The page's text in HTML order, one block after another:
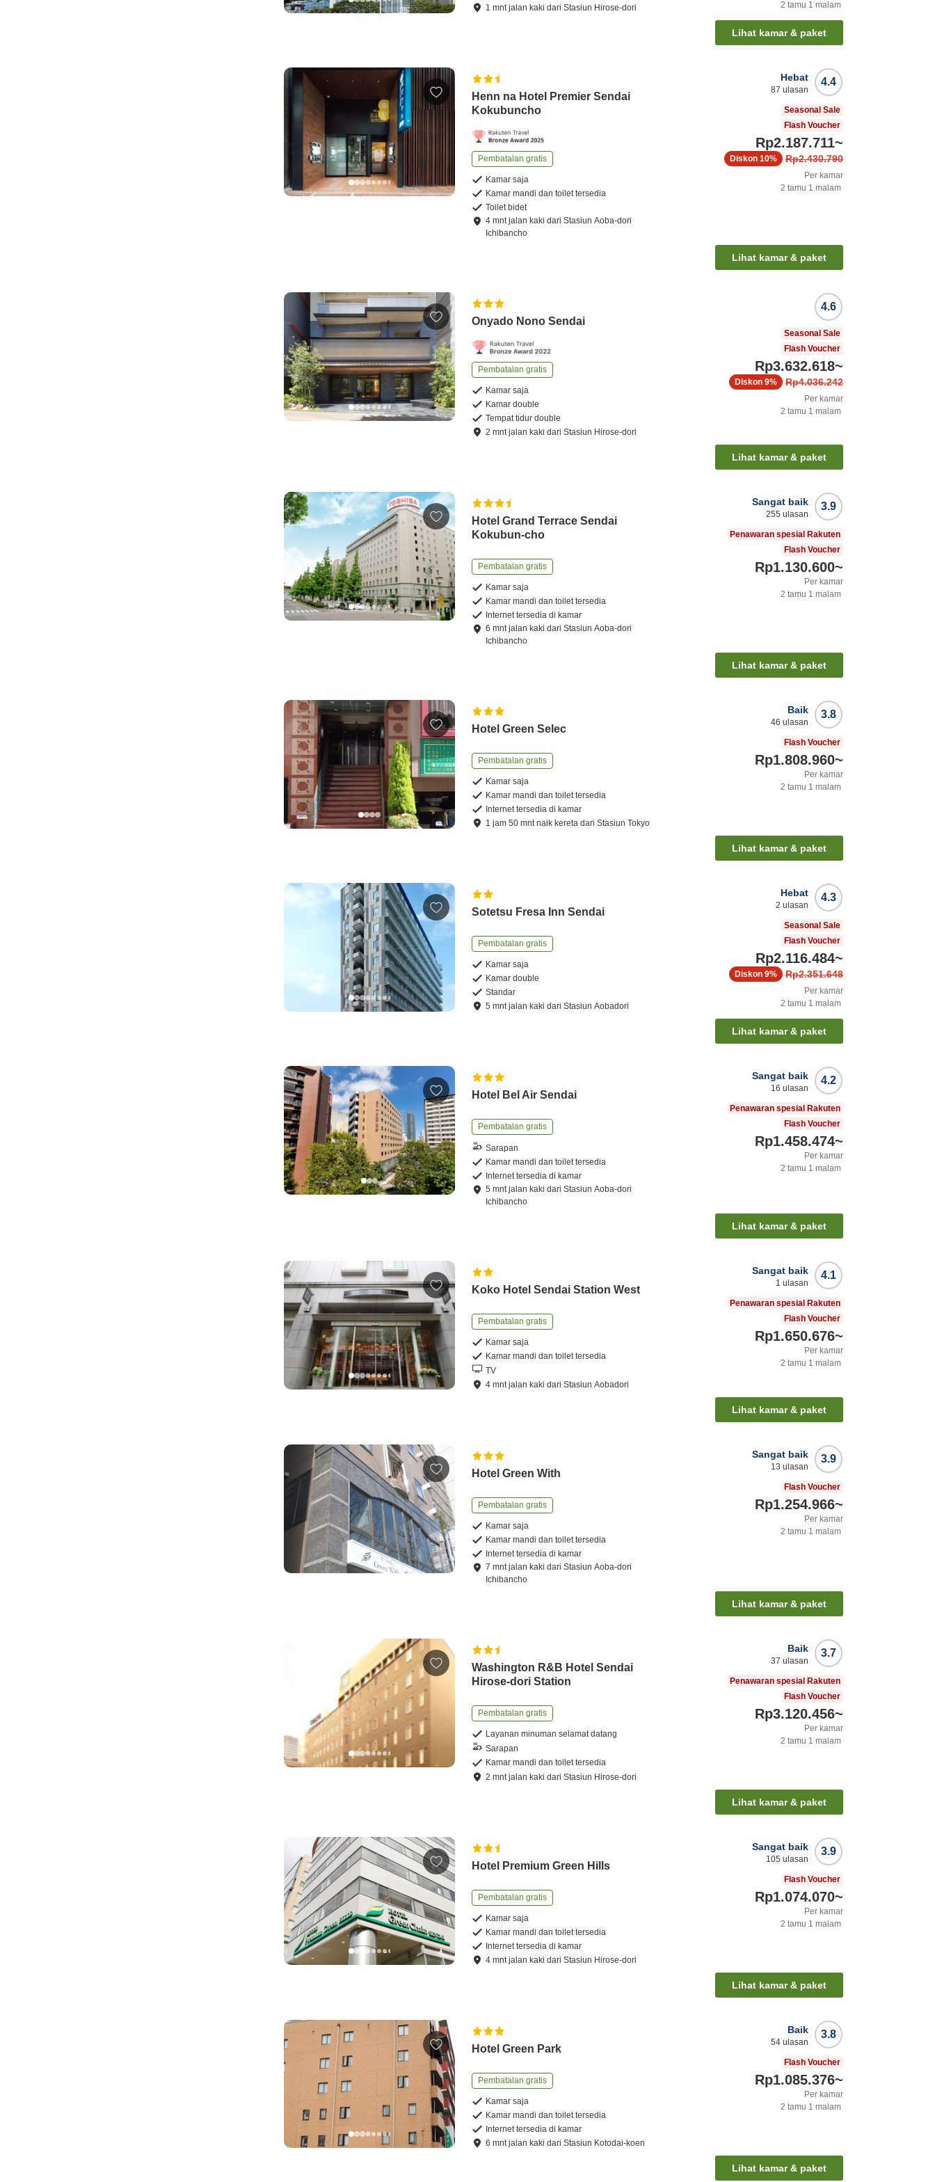
1 mntjalan kaki dariStasiun Hirose-dori
2 tamu 1 malam
Lihat kamar & paket
Henn na Hotel Premier Sendai
Kokubuncho
Pembatalan gratis
Kamar saja
Kamar mandi dan toilet tersedia
Toilet bidet
4 mntjalan kaki dariStasiun Aoba-dori
Ichibancho
4.4
Hebat
87 ulasan
Seasonal Sale
Flash Voucher
Rp2.187.711~
Rp2.430.790
Diskon 10%
Per kamar
2 tamu 1 malam
Lihat kamar & paket
Onyado Nono Sendai
Pembatalan gratis
Kamar saja
Kamar double
Tempat tidur double
2 mntjalan kaki dariStasiun Hirose-dori
4.6
Seasonal Sale
Flash Voucher
Rp3.632.618~
Rp4.036.242
Diskon 9%
Per kamar
2 tamu 1 malam
Lihat kamar & paket
Hotel Grand Terrace Sendai
Kokubun-cho
Pembatalan gratis
Kamar saja
Kamar mandi dan toilet tersedia
Internet tersedia di kamar
6 mntjalan kaki dariStasiun Aoba-dori
Ichibancho
3.9
Sangat baik
255 ulasan
Penawaran spesial Rakuten
Flash Voucher
Rp1.130.600~
Per kamar
2 tamu 1 malam
Lihat kamar & paket
Hotel Green Selec
Pembatalan gratis
Kamar saja
Kamar mandi dan toilet tersedia
Internet tersedia di kamar
1 jam50 mntnaik kereta dariStasiun Tokyo
3.8
Baik
46 ulasan
Flash Voucher
Rp1.808.960~
Per kamar
2 tamu 1 malam
Lihat kamar & paket
Sotetsu Fresa Inn Sendai
Pembatalan gratis
Kamar saja
Kamar double
Standar
5 mntjalan kaki dariStasiun Aobadori
4.3
Hebat
2 ulasan
Seasonal Sale
Flash Voucher
Rp2.116.484~
Rp2.351.648
Diskon 9%
Per kamar
2 tamu 1 malam
Lihat kamar & paket
Hotel Bel Air Sendai
Pembatalan gratis
Sarapan
Kamar mandi dan toilet tersedia
Internet tersedia di kamar
5 mntjalan kaki dariStasiun Aoba-dori
Ichibancho
4.2
Sangat baik
16 ulasan
Penawaran spesial Rakuten
Flash Voucher
Rp1.458.474~
Per kamar
2 tamu 1 malam
Lihat kamar & paket
Koko Hotel Sendai Station West
Pembatalan gratis
Kamar saja
Kamar mandi dan toilet tersedia
TV
4 mntjalan kaki dariStasiun Aobadori
4.1
Sangat baik
1 ulasan
Penawaran spesial Rakuten
Flash Voucher
Rp1.650.676~
Per kamar
2 tamu 1 malam
Lihat kamar & paket
Hotel Green With
Pembatalan gratis
Kamar saja
Kamar mandi dan toilet tersedia
Internet tersedia di kamar
7 mntjalan kaki dariStasiun Aoba-dori
Ichibancho
3.9
Sangat baik
13 ulasan
Flash Voucher
Rp1.254.966~
Per kamar
2 tamu 1 malam
Lihat kamar & paket
Washington R&B Hotel Sendai
Hirose-dori Station
Pembatalan gratis
Layanan minuman selamat datang
Sarapan
Kamar mandi dan toilet tersedia
2 mntjalan kaki dariStasiun Hirose-dori
3.7
Baik
37 ulasan
Penawaran spesial Rakuten
Flash Voucher
Rp3.120.456~
Per kamar
2 tamu 1 malam
Lihat kamar & paket
Hotel Premium Green Hills
Pembatalan gratis
Kamar saja
Kamar mandi dan toilet tersedia
Internet tersedia di kamar
4 mntjalan kaki dariStasiun Hirose-dori
3.9
Sangat baik
105 ulasan
Flash Voucher
Rp1.074.070~
Per kamar
2 tamu 1 malam
Lihat kamar & paket
Hotel Green Park
Pembatalan gratis
Kamar saja
Kamar mandi dan toilet tersedia
Internet tersedia di kamar
6 mntjalan kaki dariStasiun Kotodai-koen
3.8
Baik
54 ulasan
Flash Voucher
Rp1.085.376~
Per kamar
2 tamu 1 malam
Lihat kamar & paket